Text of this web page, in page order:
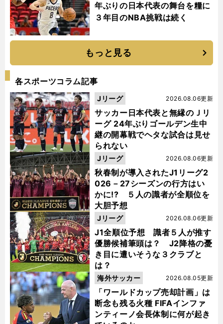
年ぶりの日本代表の舞台を糧に
３年目のNBA挑戦は続く
もっと見る
各スポーツコラム記事
サッカー日本代表と無縁のＪリ
ーグ 24年ぶりゴールデン生中
継の開幕戦でヘタな試合は見せ
られない
2026.08.06更新
Jリーグ
秋春制が導入されたJ1リーグ2
026－27シーズンの行方はい
かに!? ５人の識者が全順位を
大胆予想
2026.08.06更新
Jリーグ
J1全順位予想 識者５人が推す
優勝候補筆頭は？ J2降格の憂
き目に遭いそうな３クラブと
は？
2026.08.06更新
Jリーグ
「ワールドカップ売却計画」は
断念も残る火種 FIFAインファ
ンティーノ会長体制に何が起き
2026.08.05更新
海外サッカー